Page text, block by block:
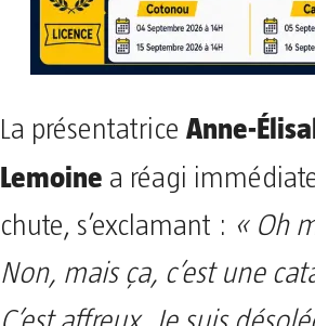
La présentatrice Anne-
Lemoine a réagi
chute, s’exclamant : « Oh
Non, mais ça, c’est une